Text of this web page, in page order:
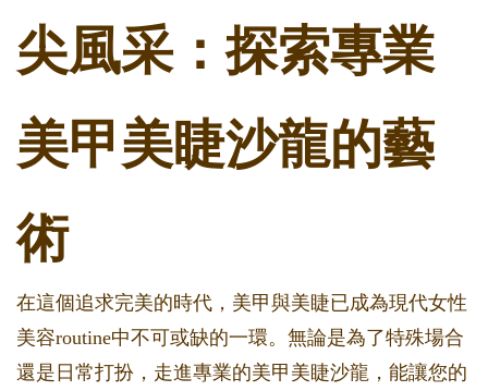
尖風采：探索專業
美甲美睫沙龍的藝
術
在這個追求完美的時代，美甲與美睫已成為現代女性
美容routine中不可或缺的一環。無論是為了特殊場合
還是日常打扮，走進專業的美甲美睫沙龍，能讓您的